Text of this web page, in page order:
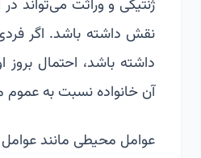
ژنتیکی و وراثت می‌تواند
نقش داشته باشد. اگر
داشته باشد، احتمال بروز
آن خانواده نسبت به
عوامل محیطی مانند